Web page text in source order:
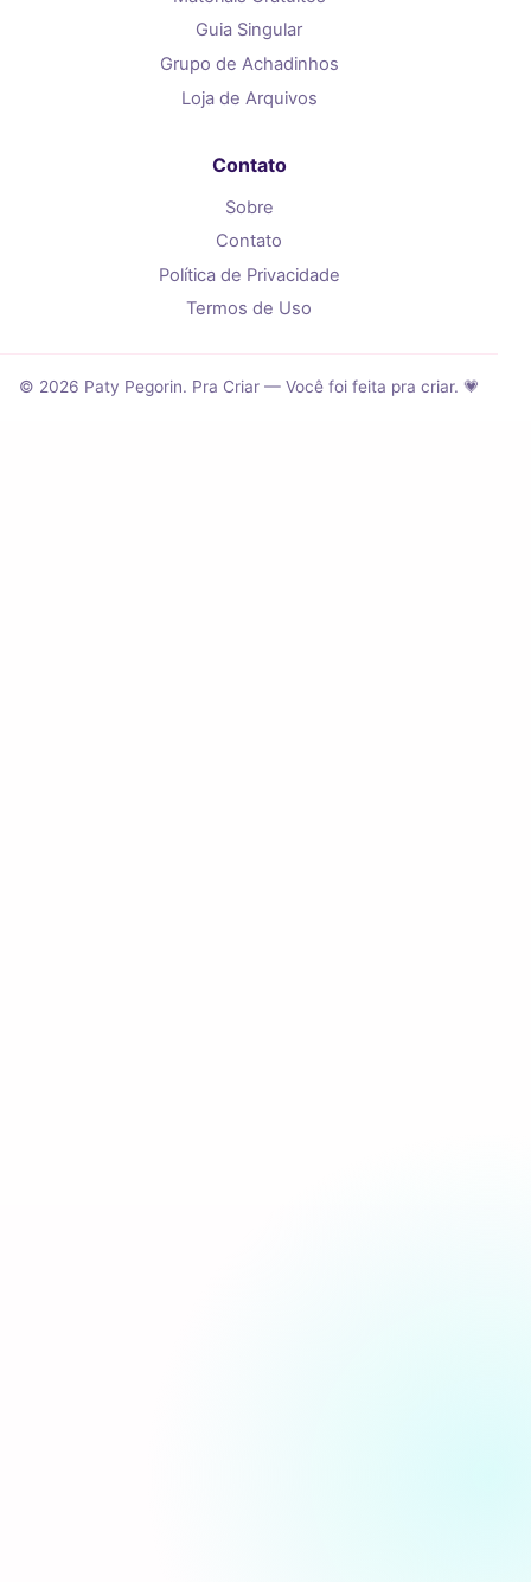
Guia Singular
Grupo de Achadinhos
Loja de Arquivos
Contato
Sobre
Contato
Política de Privacidade
Termos de Uso
© 2026 Paty Pegorin. Pra Criar — Você foi feita pra criar. 💗